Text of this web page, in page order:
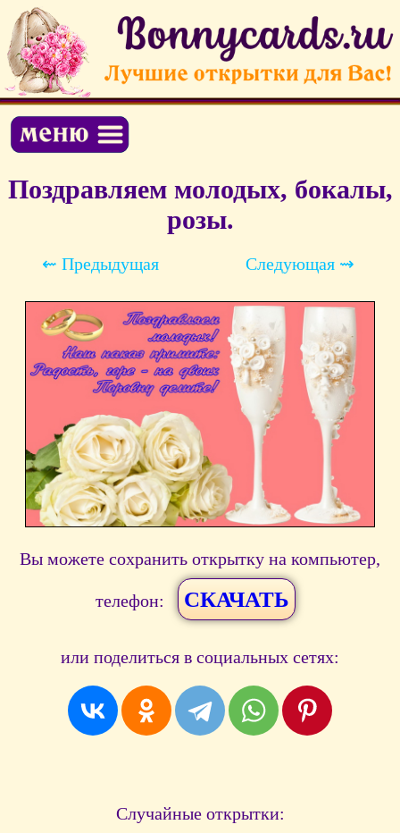
Поздравляем молодых, бокалы,
розы.
⇜ Предыдущая Следующая ⇝
Вы можете сохранить открытку на компьютер,
телефон: СКАЧАТЬ
или поделиться в социальных сетях:
Случайные открытки: